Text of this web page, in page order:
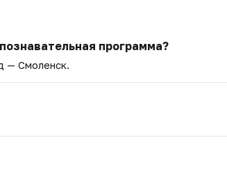
программа?
— Смоленск.